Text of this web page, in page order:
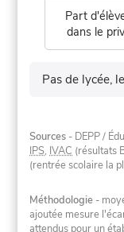
Part
dans le
Pas de lycée,
Sources - DEPP /
IPS, IVAC (résultats
(rentrée scolaire la
Méthodologie -
ajoutée mesure
attendus pour un